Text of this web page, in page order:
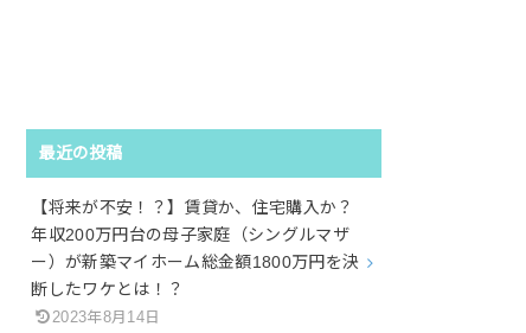
最近の投稿
【将来が不安！？】賃貸か、住宅購入か？
年収200万円台の母子家庭（シングルマザ
ー）が新築マイホーム総金額1800万円を決
断したワケとは！？
2023年8月14日